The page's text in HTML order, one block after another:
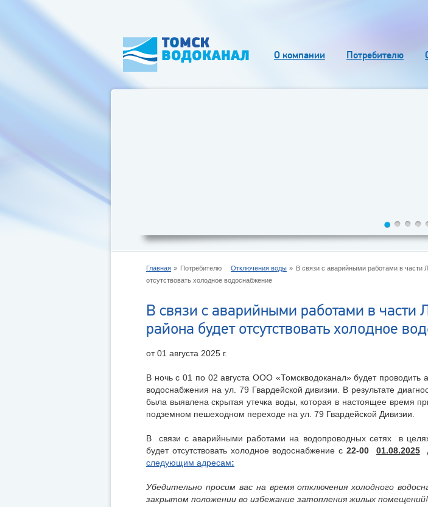
О компании Потребителю
Главная Потребителю Отключения воды
В связи с аварийными работами в части
отсутствовать холодное водоснабжение
В связи с аварийными работами в части
района будет отсутствовать холодное
от 01 августа 2025 г.
В ночь с 01 по 02 августа ООО «Томскводоканал» будет проводить
водоснабжения на ул. 79 Гвардейской дивизии. В результате
была выявлена скрытая утечка воды, которая в настоящее время
подземном пешеходном переходе на ул. 79 Гвардейской Дивизии.
В связи с аварийными работами на водопроводных сетях в
будет отсутствовать холодное водоснабжение с22-00 01.08.2025
следующим адресам:
Убедительно просим вас на время отключения холодного
закрытом положении во избежание затопления жилых помещений!